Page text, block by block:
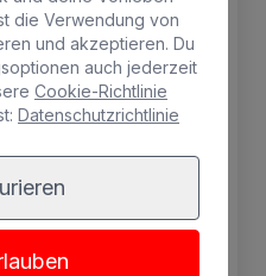
Terrasse mit
Wohnzimmer,
WLAN, Sat-TV,
Schreibtisch,
Kühlschrank
die Verwendung von
und akzeptieren. Du
auch jederzeit
Cookie-Richtlinie
Datenschutzrichtlinie